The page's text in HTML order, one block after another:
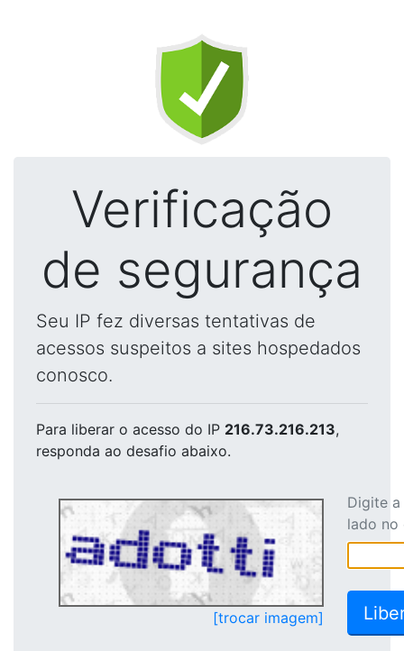
Verificação
de segurança
Seu IP fez diversas tentativas de
acessos suspeitos a sites hospedados
conosco.
Para liberar o acesso do IP 216.73.216.213,
responda ao desafio abaixo.
[trocar imagem]
Digite
lado no